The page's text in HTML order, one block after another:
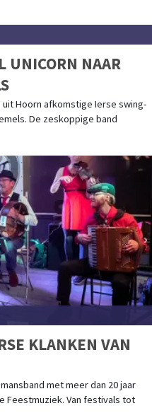
UNICORN NAAR
uit Hoorn afkomstige Ierse swing-
De zeskoppige band
KLANKEN VAN
met meer dan 20 jaar
Feestmuziek. Van festivals tot